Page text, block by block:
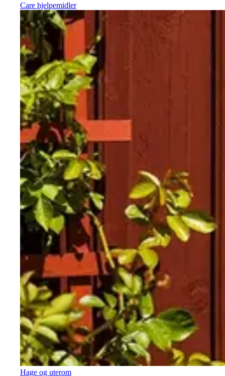
Care hjelpemidler
Hage og uterom